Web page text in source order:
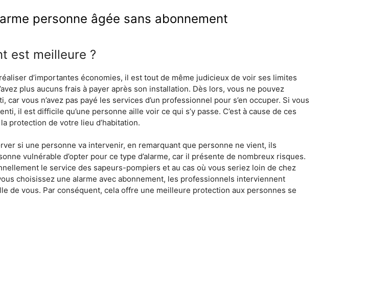
personne âgée sans abonnement
est meilleure ?
d’importantes économies, il est tout de même judicieux de voir ses limites
plus aucuns frais à payer après son installation. Dès lors, vous ne pouvez
vous n’avez pas payé les services d’un professionnel pour s’en occuper. Si vous
il est difficile qu’une personne aille voir ce qui s’y passe. C’est à cause de ces
protection de votre lieu d’habitation.
si une personne va intervenir, en remarquant que personne ne vient, ils
vulnérable d’opter pour ce type d’alarme, car il présente de nombreux risques.
le service des sapeurs-pompiers et au cas où vous seriez loin de chez
choisissez une alarme avec abonnement, les professionnels interviennent
de vous. Par conséquent, cela offre une meilleure protection aux personnes se